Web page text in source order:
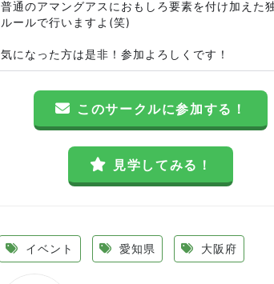
普通のアマングアスにおもしろ要素を付け加えた
ルールで行いますよ(笑)
気になった方は是非！参加よろしくです！
このサークルに参加する！
見学してみる！
イベント 愛知県 大阪府